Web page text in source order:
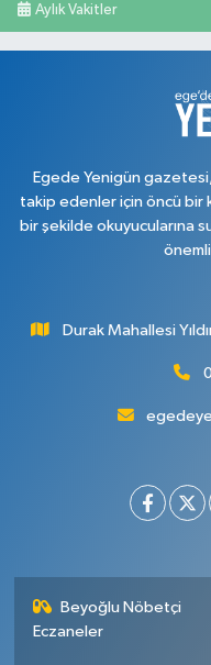
Aylık Vakitler
Egede Yenigün
takip edenler için öncü bir
bir şekilde okuyucularına
Durak Mahallesi
Beyoğlu Nöbetçi
Eczaneler